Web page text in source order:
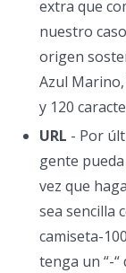
extra que
nuestro
origen
Azul Marino,
y 120
URL - Por
gente
vez que
sea sencilla
camiseta-
tenga un “-